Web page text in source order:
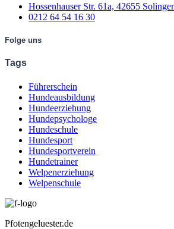
Hossenhauser Str. 61a, 42655
0212 64 54 16 30
Folge uns
Tags
Führerschein
Hundeausbildung
Hundeerziehung
Hundepsychologe
Hundeschule
Hundesport
Hundesportverein
Hundetrainer
Welpenerziehung
Welpenschule
Pfotengeluester.de